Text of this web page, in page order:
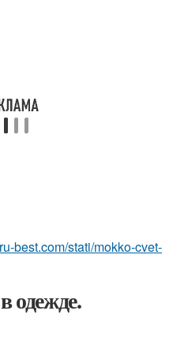
best.com/stati/mokko-cvet-
одежде.